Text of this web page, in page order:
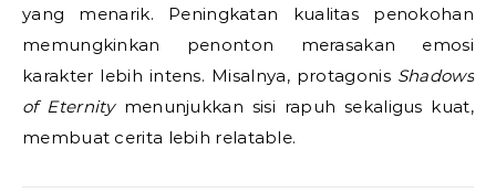
yang menarik. Peningkatan kualitas penokohan
memungkinkan penonton merasakan emosi
karakter lebih intens. Misalnya, protagonis Shadows
of Eternitymenunjukkan sisi rapuh sekaligus kuat,
membuat cerita lebih relatable.